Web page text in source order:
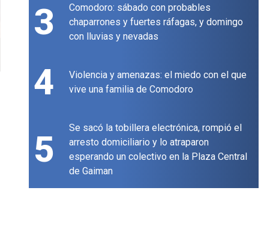
3
Comodoro: sábado con probables
chaparrones y fuertes ráfagas, y domingo
con lluvias y nevadas
4
Violencia y amenazas: el miedo con el que
vive una familia de Comodoro
5
Se sacó la tobillera electrónica, rompió el
arresto domiciliario y lo atraparon
esperando un colectivo en la Plaza Central
de Gaiman